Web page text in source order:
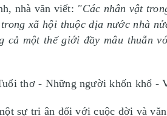
nhà văn viết: "Các nhân vật
xã hội thuộc địa nước nhà
cả một thế giới đầy mâu
thơ - Những người khốn khổ -
sự tri ân đối với cuộc đời và